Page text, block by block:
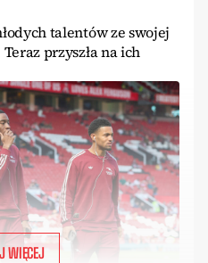
talentów ze swojej
przyszła na ich
WIĘCEJ